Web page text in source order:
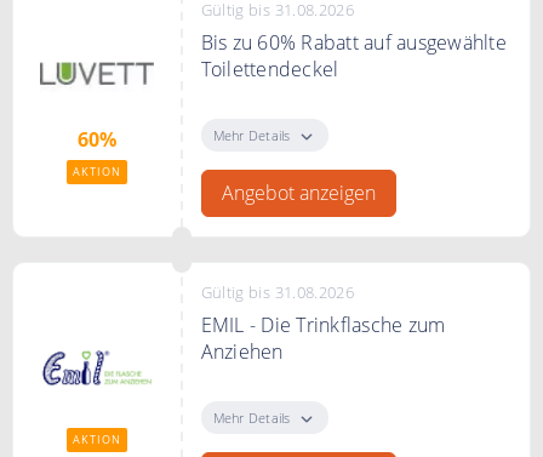
60%
AKTION
Gültig bis 31.08.2026
Bis zu 60% Rabatt auf ausgewählte
Toilettendeckel
Toilettendeckel im Sale
Mehr Details
Angebot anzeigen
AKTION
Gültig bis 31.08.2026
EMIL - Die Trinkflasche zum
Anziehen
Anziehen. Gesunde Glas-
Mehr Details